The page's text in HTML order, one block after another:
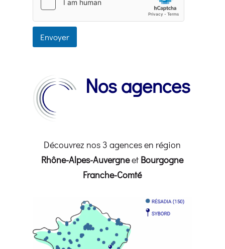
Envoyer
Nos agences
Découvrez nos 3 agences en région
Rhône-Alpes-Auvergneet Bourgogne
Franche-Comté